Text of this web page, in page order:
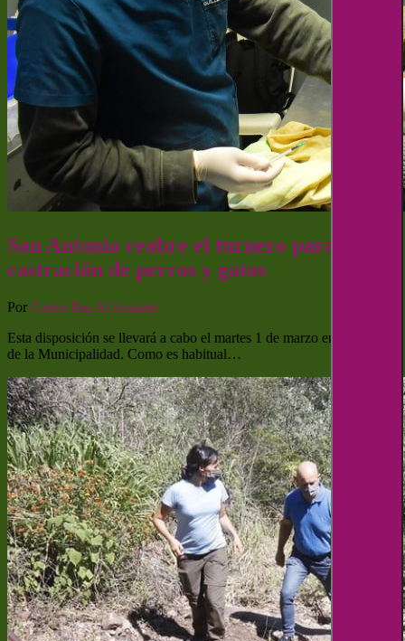
San Antonio reabre el turnero para la
castración de perros y gatos
Por Carlos Paz Al Instante
Esta disposición se llevará a cabo el martes 1 de marzo en el SUM
de la Municipalidad. Como es habitual…